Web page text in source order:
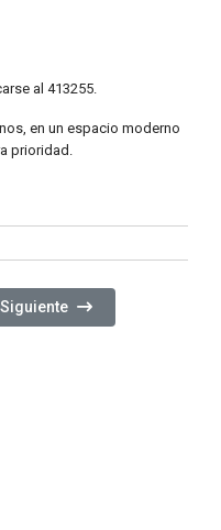
al 413255.
en un espacio moderno
prioridad.
VEHICULARES
Artículo Siguiente:
Siguiente